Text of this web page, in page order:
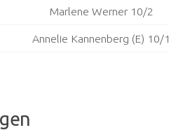
Marlene Werner 10/2
Annelie Kannenberg (E) 10/1